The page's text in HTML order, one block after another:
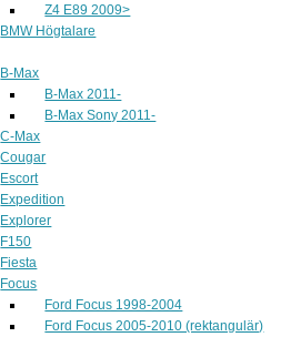
Z4 E89 2009>
BMW Högtalare
B-Max
B-Max 2011-
B-Max Sony 2011-
C-Max
Cougar
Escort
Expedition
Explorer
F150
Fiesta
Focus
Ford Focus 1998-2004
Ford Focus 2005-2010 (rektangulär)